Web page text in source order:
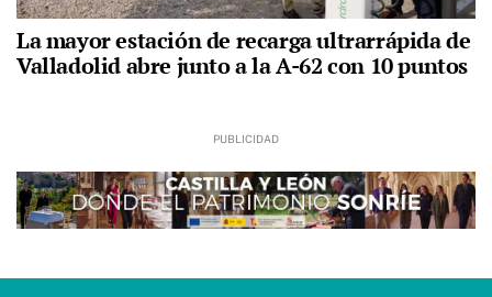
La mayor estación de recarga ultrarrápida de
Valladolid abre junto a la A-62 con 10 puntos